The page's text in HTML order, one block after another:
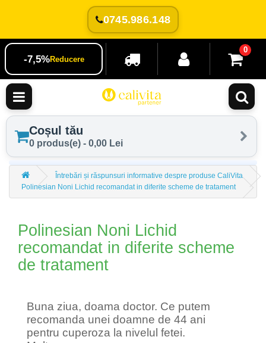
0745.986.148
-7,5%Reducere
0
Coșul tău
0 produs(e) - 0,00 Lei
Întrebări și răspunsuri informative despre produse CaliVita
Polinesian Noni Lichid recomandat in diferite scheme de tratament
Polinesian Noni Lichid
recomandat in diferite scheme
de tratament
Buna ziua, doama doctor. Ce putem
recomanda unei doamne de 44 ani
pentru cuperoza la nivelul fetei.